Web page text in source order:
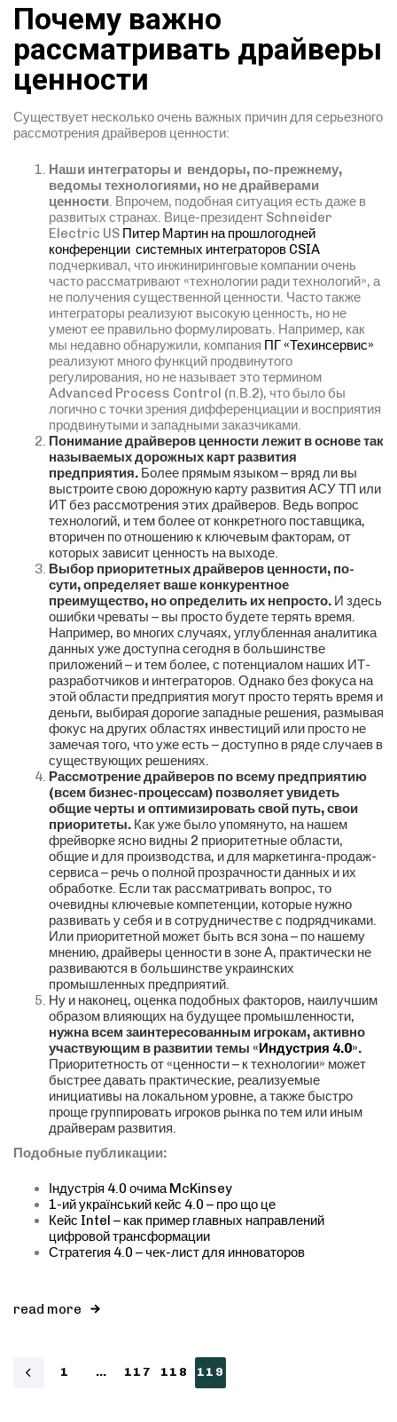
Почему важно
рассматривать драйверы
ценности
Существует несколько очень важных причин для серьезного
рассмотрения драйверов ценности:
Наши интеграторы и вендоры, по-прежнему,
ведомы технологиями, но не драйверами
ценности. Впрочем, подобная ситуация есть даже в
развитых странах. Вице-президент Schneider
Electric US Питер Мартин на прошлогодней
конференции системных интеграторов CSIA
подчеркивал, что инжиниринговые компании очень
часто рассматривают «технологии ради технологий», а
не получения существенной ценности. Часто также
интеграторы реализуют высокую ценность, но не
умеют ее правильно формулировать. Например, как
мы недавно обнаружили, компания ПГ «Техинсервис»
реализуют много функций продвинутого
регулирования, но не называет это термином
Advanced Process Control (п.В.2), что было бы
логично с точки зрения дифференциации и восприятия
продвинутыми и западными заказчиками.
Понимание драйверов ценности лежит в основе так
называемых дорожных карт развития
предприятия. Более прямым языком – вряд ли вы
выстроите свою дорожную карту развития АСУ ТП или
ИТ без рассмотрения этих драйверов. Ведь вопрос
технологий, и тем более от конкретного поставщика,
вторичен по отношению к ключевым факторам, от
которых зависит ценность на выходе.
Выбор приоритетных драйверов ценности, по-
сути, определяет ваше конкурентное
преимущество, но определить их непросто. И здесь
ошибки чреваты – вы просто будете терять время.
Например, во многих случаях, углубленная аналитика
данных уже доступна сегодня в большинстве
приложений – и тем более, с потенциалом наших ИТ-
разработчиков и интеграторов. Однако без фокуса на
этой области предприятия могут просто терять время и
деньги, выбирая дорогие западные решения, размывая
фокус на других областях инвестиций или просто не
замечая того, что уже есть – доступно в ряде случаев в
существующих решениях.
Рассмотрение драйверов по всему предприятию
(всем бизнес-процессам) позволяет увидеть
общие черты и оптимизировать свой путь, свои
приоритеты. Как уже было упомянуто, на нашем
фрейворке ясно видны 2 приоритетные области,
общие и для производства, и для маркетинга-продаж-
сервиса – речь о полной прозрачности данных и их
обработке. Если так рассматривать вопрос, то
очевидны ключевые компетенции, которые нужно
развивать у себя и в сотрудничестве с подрядчиками.
Или приоритетной может быть вся зона – по нашему
мнению, драйверы ценности в зоне А, практически не
развиваются в большинстве украинских
промышленных предприятий.
Ну и наконец, оценка подобных факторов, наилучшим
образом влияющих на будущее промышленности,
нужна всем заинтересованным игрокам, активно
участвующим в развитии темы «Индустрия 4.0».
Приоритетность от «ценности – к технологии» может
быстрее давать практические, реализуемые
инициативы на локальном уровне, а также быстро
проще группировать игроков рынка по тем или иным
драйверам развития.
Подобные публикации:
Індустрія 4.0 очима McKinsey
1-ий український кейс 4.0 – про що це
Кейс Intel – как пример главных направлений
цифровой трансформации
Стратегия 4.0 – чек-лист для инноваторов
read more
1 … 117 118 119